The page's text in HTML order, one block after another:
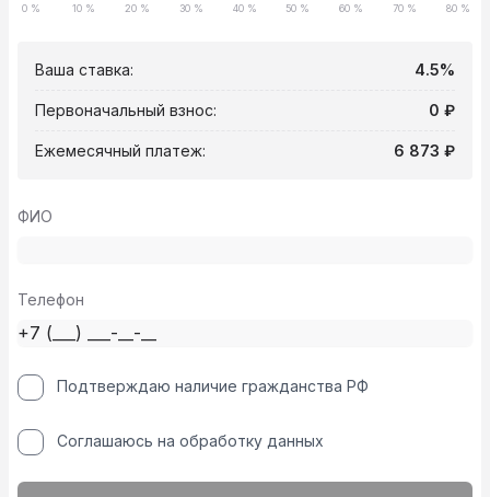
0 % 10 % 20 % 30 % 40 % 50 % 60 % 70 % 80 %
Ваша ставка: 4.5%
Первоначальный взнос: 0 ₽
Ежемесячный платеж: 6 873 ₽
ФИО
Телефон
Подтверждаю наличие гражданства РФ
Соглашаюсь на обработку данных